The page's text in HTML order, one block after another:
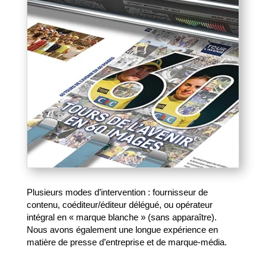
Plusieurs modes d’intervention : fournisseur de
contenu, coéditeur/éditeur délégué, ou opérateur
intégral en « marque blanche » (sans apparaître).
Nous avons également une longue expérience en
matière de presse d’entreprise et de marque-média.